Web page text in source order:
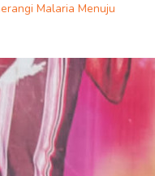
Malaria Menuju